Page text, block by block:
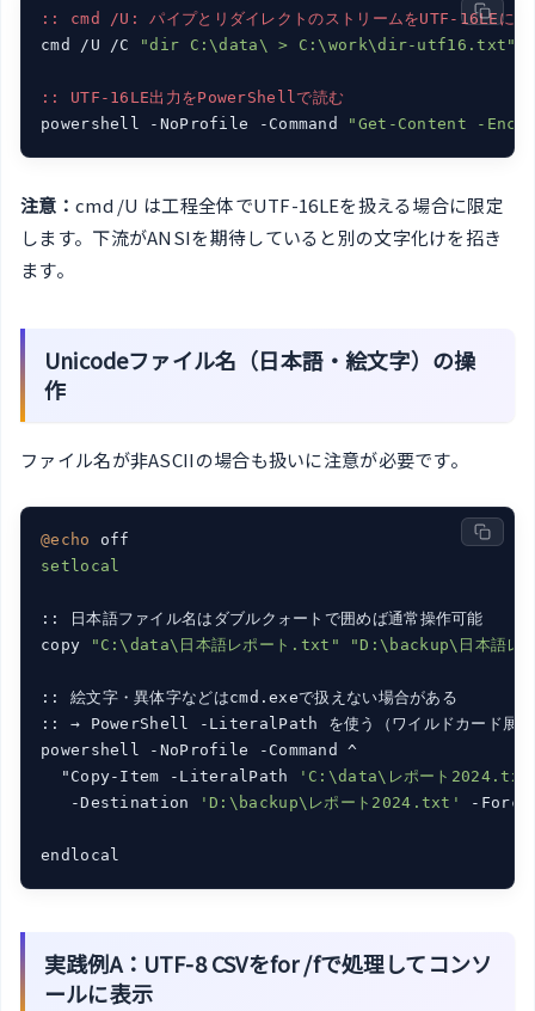
:: cmd /U: パイプとリダイレクトのストリームをUTF-16LEにす
cmd /U /C
"dir C:\data\ > C:\work\dir-utf16.txt"
:: UTF-16LE出力をPowerShellで読む
powershell -NoProfile -Command
"Get-Content -
注意： cmd /U は工程全体でUTF-16LEを扱える場合に限定
します。下流がANSIを期待していると別の文字化けを招き
ます。
Unicodeファイル名（日本語・絵文字）の操
作
ファイル名が非ASCIIの場合も扱いに注意が必要です。
@echo
setlocal
:: 日本語ファイル名はダブルクォートで囲めば通常操作可能
copy
"C:\data\日本語レポート.txt" "D:\backup\日本語レ
:: 絵文字・異体字などはcmd.exeで扱えない場合がある
:: → PowerShell -LiteralPath を使う（ワイルドカード展開
powershell -NoProfile -Command ^
  "Copy-Item -LiteralPath
'C:\data\レポート
   -Destination
'D:\backup\レポート2024.txt' -
実践例A：UTF-8 CSVをfor /fで処理してコンソ
ールに表示